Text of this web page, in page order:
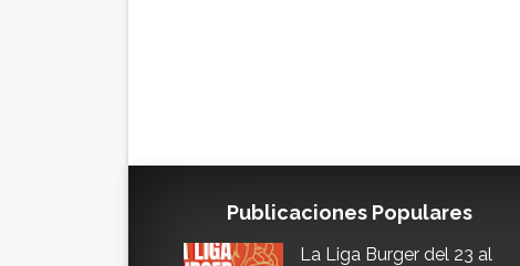
Publicaciones Populares
La Liga Burger del 23 al